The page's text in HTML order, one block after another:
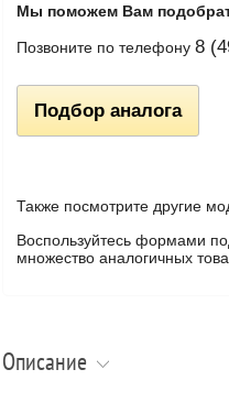
Мы поможем Вам
Позвоните по телефону 8
Подбор аналога
Также посмотрите другие
Воспользуйтесь формами
множество аналогичных
Описание